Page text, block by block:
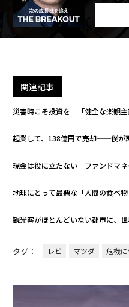
関連記事
災害時こそ投資を 「健全な楽観主
起業して、138億円で売却──僕が
現金は役に立たない ファンドマネ
地球にとって最悪な「人間の食べ
観光客がほとんどいない都市に、
タグ： レビ マツダ 危機